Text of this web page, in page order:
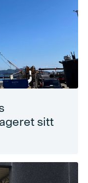
sitt